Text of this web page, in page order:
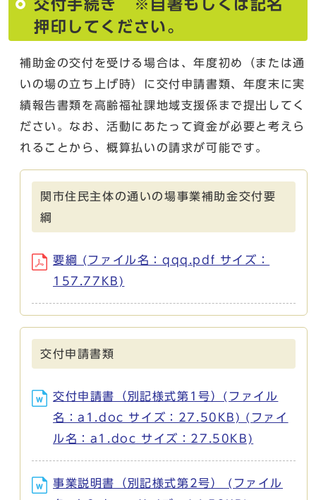
交付手続き ※自署もしくは記名
押印してください。
補助金の交付を受ける場合は、年度初め（または通
いの場の立ち上げ時）に交付申請書類、年度末に実
績報告書類を高齢福祉課地域支援係まで提出してく
ださい。なお、活動にあたって資金が必要と考えら
れることから、概算払いの請求が可能です。
関市住民主体の通いの場事業補助金交付要
綱
要綱 (ファイル名：qqq.pdf サイズ：
157.77KB)
交付申請書類
交付申請書（別記様式第1号）(ファイル
名：a1.doc サイズ：27.50KB) (ファイ
ル名：a1.doc サイズ：27.50KB)
事業説明書（別記様式第2号） (ファイル